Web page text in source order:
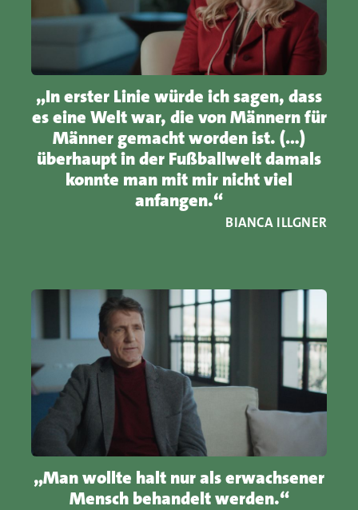
„In erster Linie würde ich sagen, dass
es eine Welt war, die von Männern für
Männer gemacht worden ist. (…)
überhaupt in der Fußballwelt damals
konnte man mit mir nicht viel
anfangen.“
BIANCA ILLGNER
„Man wollte halt nur als erwachsener
Mensch behandelt werden.“